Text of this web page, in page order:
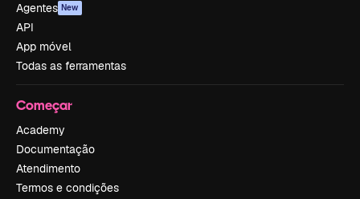
Agentes New
API
App móvel
Todas as ferramentas
Começar
Academy
Documentação
Atendimento
Termos e condições